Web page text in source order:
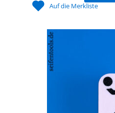
Auf die Merkliste